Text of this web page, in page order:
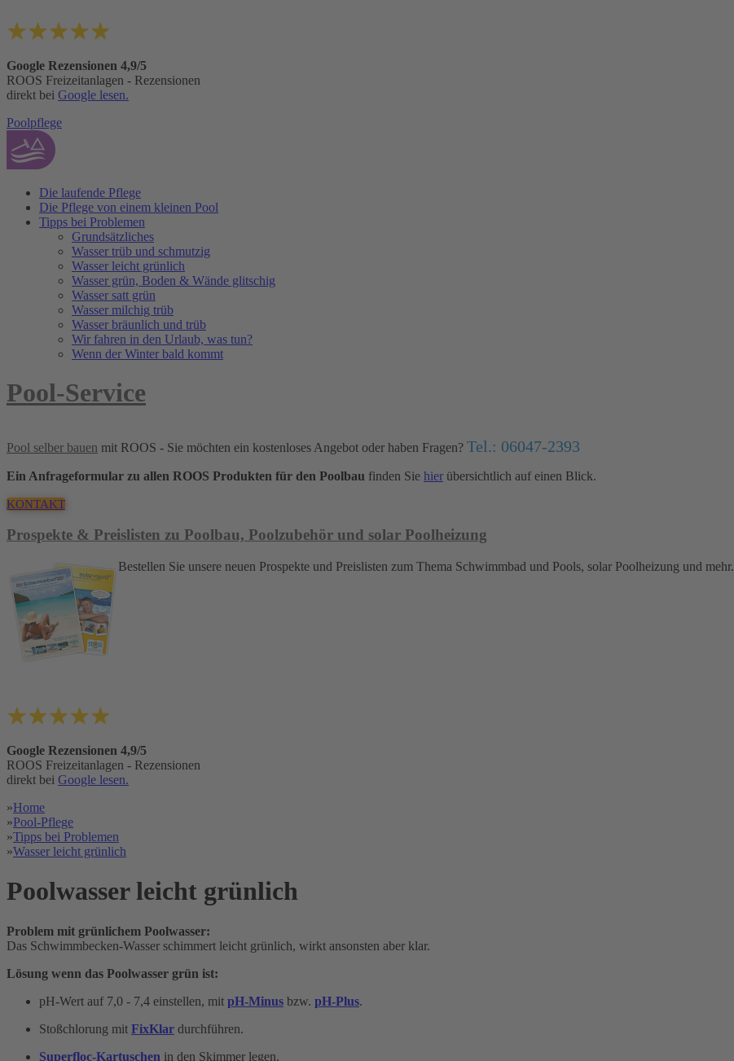
Google Rezensionen 4,9/5
ROOS Freizeitanlagen - Rezensionen
direkt bei Google lesen.
Poolpflege
Die laufende Pflege
Die Pflege von einem kleinen Pool
Tipps bei Problemen
Grundsätzliches
Wasser trüb und schmutzig
Wasser leicht grünlich
Wasser grün, Boden & Wände glitschig
Wasser satt grün
Wasser milchig trüb
Wasser bräunlich und trüb
Wir fahren in den Urlaub, was tun?
Wenn der Winter bald kommt
Pool-Service
Pool selber bauen mit ROOS - Sie möchten ein kostenloses Angebot oder haben Fragen? Tel.: 06047-2393
Ein Anfrageformular zu allen ROOS Produkten für den Poolbau finden Sie hier übersichtlich auf einen Blick.
KONTAKT
Prospekte & Preislisten zu Poolbau, Poolzubehör und solar Poolheizung
Bestellen Sie unsere neuen Prospekte und Preislisten zum Thema Schwimmbad und Pools, solar Poolheizung und mehr.
Google Rezensionen 4,9/5
ROOS Freizeitanlagen - Rezensionen
direkt bei Google lesen.
»Home
»Pool-Pflege
»Tipps bei Problemen
»Wasser leicht grünlich
Poolwasser leicht grünlich
Problem mit grünlichem Poolwasser:
Das Schwimmbecken-Wasser schimmert leicht grünlich, wirkt ansonsten aber klar.
Lösung wenn das Poolwasser grün ist:
pH-Wert auf 7,0 - 7,4 einstellen, mit pH-Minus bzw. pH-Plus.
Stoßchlorung mit FixKlar durchführen.
Superfloc-Kartuschen in den Skimmer legen.